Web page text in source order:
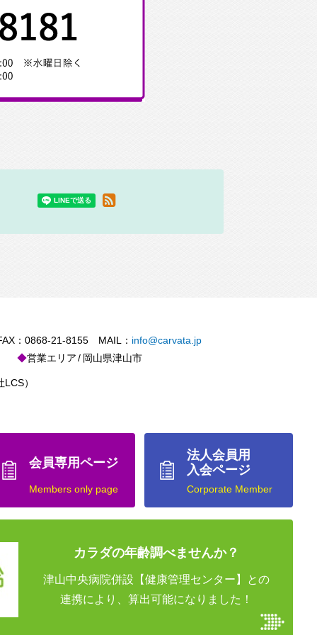
：0868-21-8155 MAIL： info@carvata.jp
営業エリア
岡山県津山市
）
会員専用ページ
Members only page
法人会員用
入会ページ
Corporate Member
カラダの年齢調べませんか？
津山中央病院併設【健康管理センター】との
連携により、算出可能になりました！